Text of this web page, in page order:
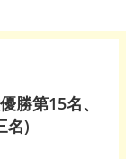
勝第15名、
名)